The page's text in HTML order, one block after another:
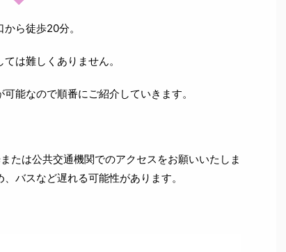
ら徒歩20分。
は難しくありません。
能なので順番にご紹介していきます。
たは公共交通機関でのアクセスをお願いいたしま
バスなど遅れる可能性があります。